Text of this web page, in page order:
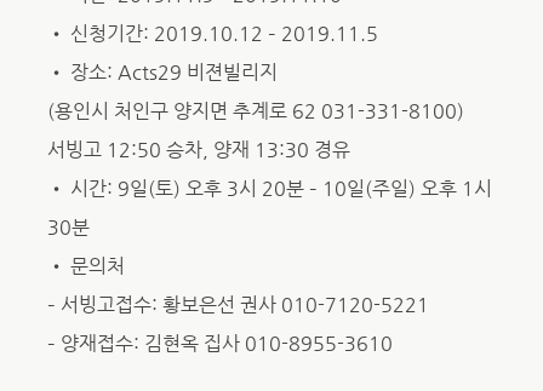
• 신청기간: 2019.10.12 – 2019.11.5
• 장소: Acts29 비젼빌리지
(용인시 처인구 양지면 추계로 62 031-331-8100)
서빙고 12:50 승차, 양재 13:30 경유
• 시간: 9일(토) 오후 3시 20분 – 10일(주일) 오후 1시
30분
• 문의처
– 서빙고접수: 황보은선 권사 010-7120-5221
– 양재접수: 김현옥 집사 010-8955-3610